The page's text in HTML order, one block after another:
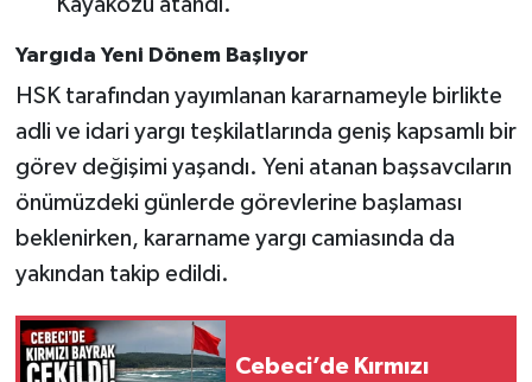
Yargıda Yeni Dönem Başlıyor
HSK tarafından yayımlanan kararnameyle birlikte
adli ve idari yargı teşkilatlarında geniş kapsamlı bir
görev değişimi yaşandı. Yeni atanan başsavcıların
önümüzdeki günlerde görevlerine başlaması
beklenirken, kararname yargı camiasında da
yakından takip edildi.
Cebeci’de Kırmızı